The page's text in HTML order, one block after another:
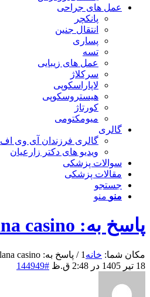
عمل های جراحی
پانکچر
انتقال جنین
پساری
تسه
عمل های زیبایی
سرکلاژ
لاپاراسکوپی
هیستروسکوپی
کورتاژ
میومکتومی
گالری
گالری فرزندان آی وی اف
ویدیو های دکتر زارعیان
سوالات پزشکی
مقالات پزشکی
جستجو
منو منو
پاسخ به: solana casino
مکان شما: خانه 1
/ پاسخ به: solana casino
18 تیر 1405 در 2:48 ق.ظ
#144949